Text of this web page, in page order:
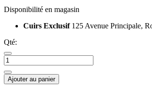
Disponibilité en magasin
Cuirs Exclusif 125 Avenue Principale,
Qté:
Ajouter au panier